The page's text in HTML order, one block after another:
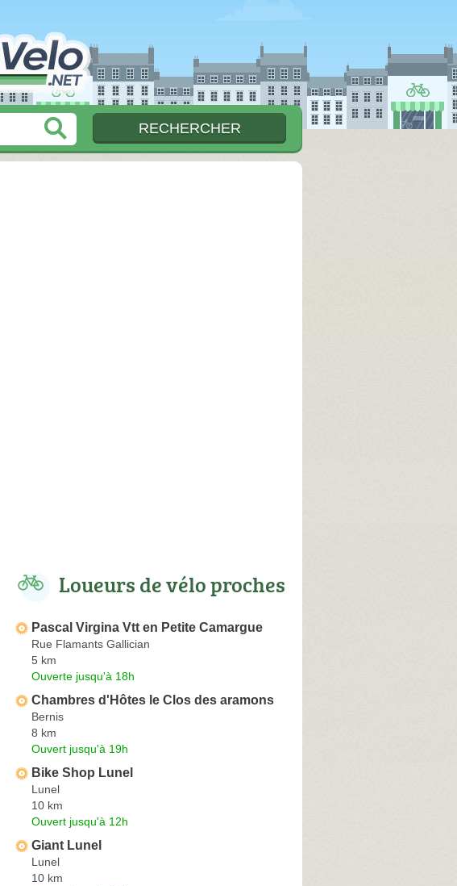
Loueurs de vélo proches
Pascal Virgina Vtt en Petite Camargue
Rue Flamants Gallician
5 km
Ouverte jusqu'à 18h
Chambres d'Hôtes le Clos des aramons
Bernis
8 km
Ouvert jusqu'à 19h
Bike Shop Lunel
Lunel
10 km
Ouvert jusqu'à 12h
Giant Lunel
Lunel
10 km